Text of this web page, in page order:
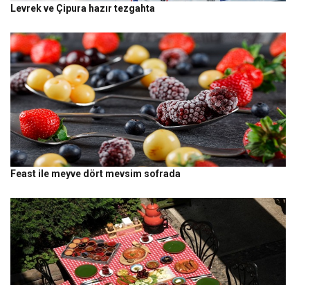
Levrek ve Çipura hazır tezgahta
Feast ile meyve dört mevsim sofrada